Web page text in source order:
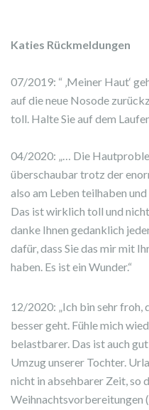
Katies Rückmeldungen
07/2019: “ ‚Meiner Haut‘
auf die neue Nosode
toll. Halte Sie auf dem
04/2020: „… Die
überschaubar trotz der
also am Leben teilhaben und
Das ist wirklich toll und
danke Ihnen gedanklich
dafür, dass Sie das mir mit
haben. Es ist ein Wunder.“
12/2020: „Ich bin sehr froh,
besser geht. Fühle mich
belastbarer. Das ist auch
Umzug unserer Tochter.
nicht in absehbarer Zeit, so
Weihnachtsvorbereitungen